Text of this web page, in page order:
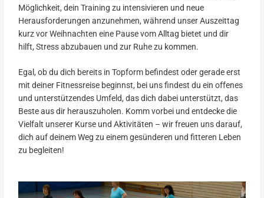
Möglichkeit, dein Training zu intensivieren und neue
Herausforderungen anzunehmen, während unser Auszeittag
kurz vor Weihnachten eine Pause vom Alltag bietet und dir
hilft, Stress abzubauen und zur Ruhe zu kommen.
Egal, ob du dich bereits in Topform befindest oder gerade erst
mit deiner Fitnessreise beginnst, bei uns findest du ein offenes
und unterstützendes Umfeld, das dich dabei unterstützt, das
Beste aus dir herauszuholen. Komm vorbei und entdecke die
Vielfalt unserer Kurse und Aktivitäten – wir freuen uns darauf,
dich auf deinem Weg zu einem gesünderen und fitteren Leben
zu begleiten!